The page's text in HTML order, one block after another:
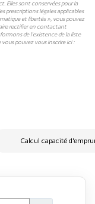
Elles sont conservées pour la
prescriptions légales applicables
et libertés », vous pouvez
rectifier en contactant
de l'existence de la liste
pouvez vous inscrire ici :
Calcul capacité